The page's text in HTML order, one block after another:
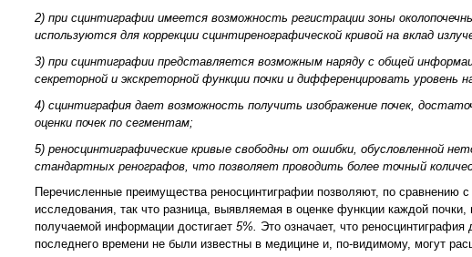
2) при сцинтиграфии имеется возможность регистрации зоны
используются для коррекции сцинтиренографической кривой на вклад
3) при сцинтиграфии представляется возможным наряду с общей
секреторной и экскреторной функции почки и дифференцировать уровень
4) сцинтиграфия дает возможность получить изображение почек,
оценки почек по сегментам;
5) реносцинтиграфические кривые свободны от ошибки, обусловленной
стандартных ренографов, что позволяет проводить более точный
Перечисленные преимущества реносцинтиграфии позволяют, по сравнению
исследования, так что разница, выявляемая в оценке функции каждой
получаемой информации достигает 5%. Это означает, что
последнего времени не были известны в медицине и, по-видимому, могут